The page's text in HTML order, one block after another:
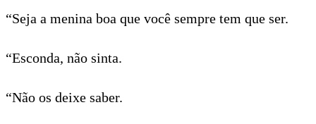
“Seja a menina boa que você sempre tem que ser.
“Esconda, não sinta.
“Não os deixe saber.